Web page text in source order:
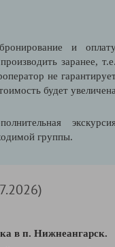
и
заранее,
не
будет
группы.
в п. Нижнеангарск.